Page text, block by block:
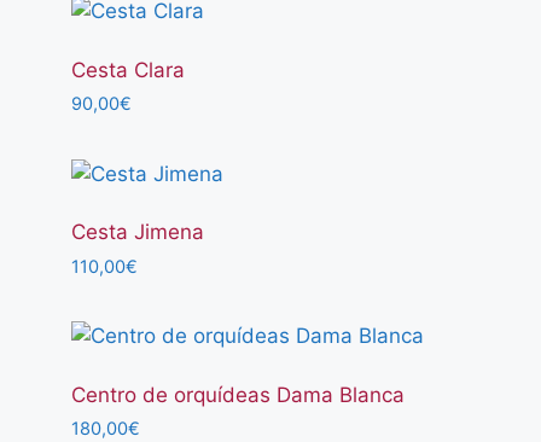
Cesta Clara
90,00€
Cesta Jimena
110,00€
Centro de orquídeas Dama Blanca
180,00€